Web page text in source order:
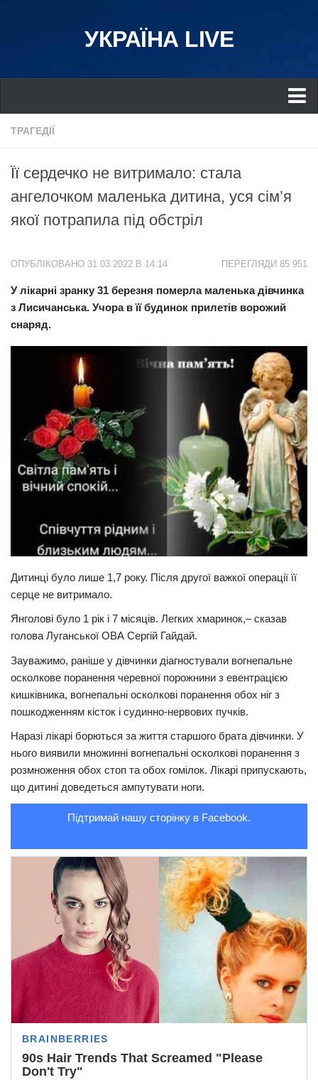
УКРАЇНА LIVE
Україна
Дніпро
Львів
Івано-Франківськ
Донбас
Одеса
Цікаво
Наука
Технології
Рецепти
Здоров’я
Кримінал
Трагедії
Курйози
Культура
Шоу-біз
#Війна
ТРАГЕДІЇ
Її сердечко не витримало: стала
ангелочком маленька дитина, уся сім’я
якої потрапила під обстріл
ПЕРЕГЛЯДИ 85 951
ОПУБЛІКОВАНО 31.03.2022 В 14:14
У лікарні зранку 31 березня померла маленька дівчинка
з Лисичанська. Учора в її будинок прилетів ворожий
снаряд.
Дитинці було лише 1,7 року. Після другої важкої операції її
серце не витримало.
Янголові було 1 рік і 7 місяців. Легких хмаринок,– сказав
голова Луганської ОВА Сергій Гайдай.
Зауважимо, раніше у дівчинки діагностували вогнепальне
осколкове поранення черевної порожнини з евентрацією
кишківника, вогнепальні осколкові поранення обох ніг з
пошкодженням кісток і судинно-нервових пучків.
Наразі лікарі борються за життя старшого брата дівчинки. У
нього виявили множинні вогнепальні осколкові поранення з
розмноження обох стоп та обох гомілок. Лікарі припускають,
що дитині доведеться ампутувати ноги.
Підтримай нашу сторінку в Facebook.